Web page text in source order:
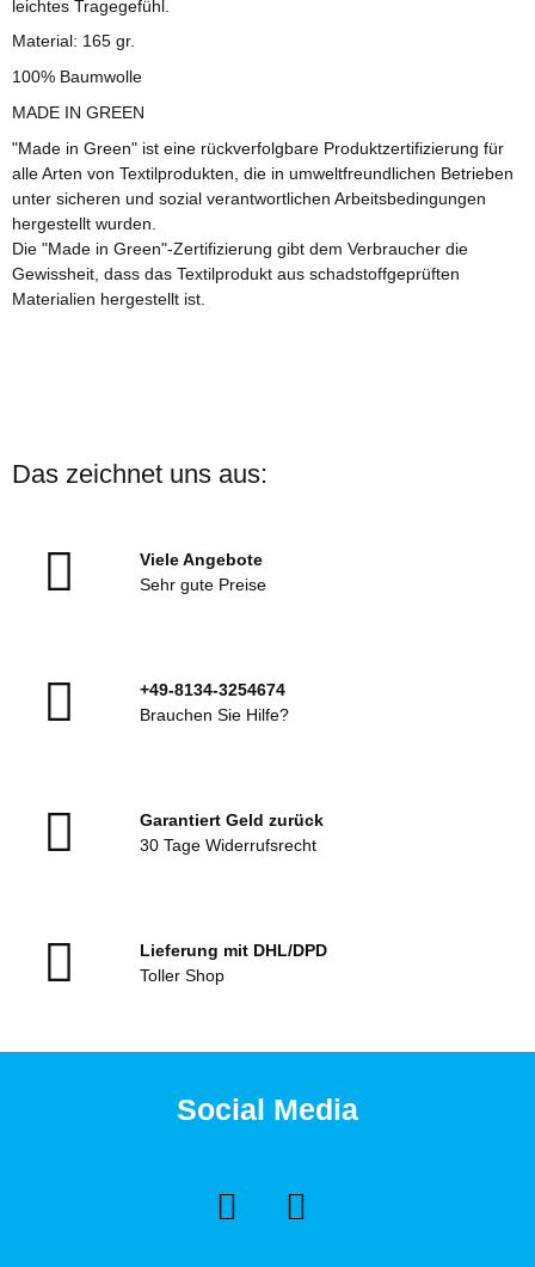
leichtes Tragegefühl.
Material: 165 gr.
100% Baumwolle
MADE IN GREEN
"Made in Green" ist eine rückverfolgbare Produktzertifizierung für
alle Arten von Textilprodukten, die in umweltfreundlichen Betrieben
unter sicheren und sozial verantwortlichen Arbeitsbedingungen
hergestellt wurden.
Die "Made in Green"-Zertifizierung gibt dem Verbraucher die
Gewissheit, dass das Textilprodukt aus schadstoffgeprüften
Materialien hergestellt ist.
Das zeichnet uns aus:
Viele Angebote
Sehr gute Preise
+49-8134-3254674
Brauchen Sie Hilfe?
Garantiert Geld zurück
30 Tage Widerrufsrecht
Lieferung mit DHL/DPD
Toller Shop
Social Media